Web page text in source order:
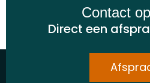
Contact
Direct een